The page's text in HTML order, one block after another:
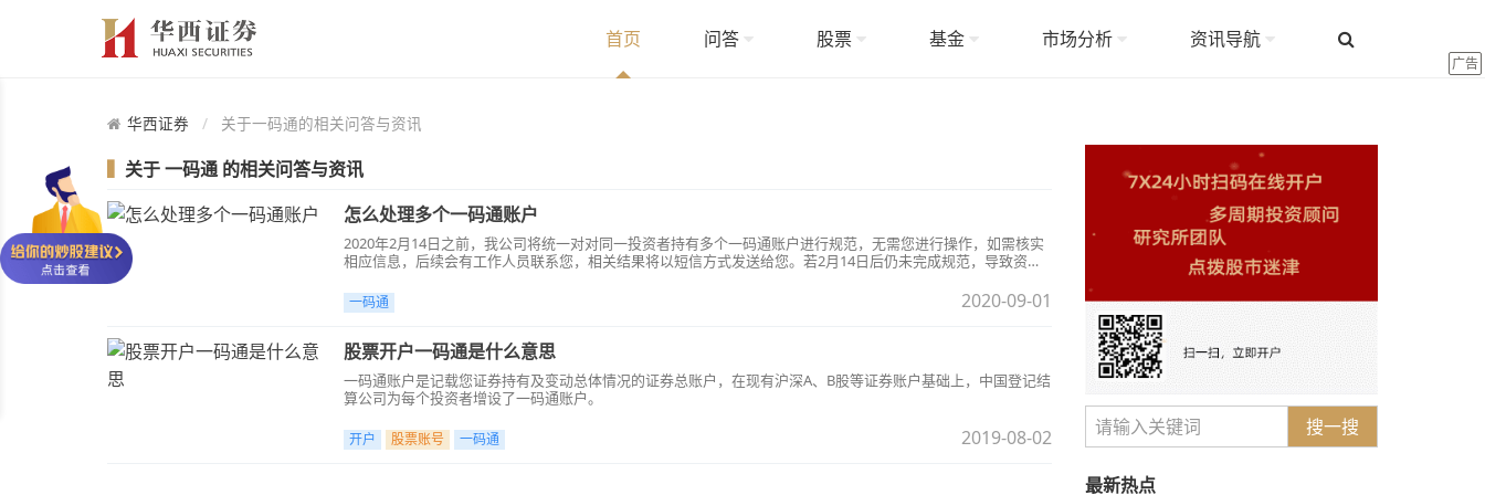
首页 问答 股票 基金 市场分析 资讯导航
广告
华西证券 关于一码通的相关问答与资讯
关于一码通的相关问答与资讯
怎么处理多个一码通账户
2020年2月14日之前，我公司将统一对对同一投资者持有多个一码通账户进行规范，无需您进行操作，如需核实
相应信息，后续会有工作人员联系您，相关结果将以短信方式发送给您。若2月14日后仍未完成规范，导致资金
我公司将解除资金账户限制。【温馨提示】：受限资金账户不影响您的证券交易，但影响您的资金转账。
一码通 2020-09-01
股票开户一码通是什么意思
一码通账户是记载您证券持有及变动总体情况的证券总账户，在现有沪深A、B股等证券账户基础上，中国登记结
算公司为每个投资者增设了一码通账户。
开户 股票账号 一码通 2019-08-02 搜一搜
最新热点